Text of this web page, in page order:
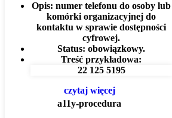
Opis: numer telefonu do osoby lub
komórki organizacyjnej do
kontaktu w sprawie dostępności
cyfrowej.
Status: obowiązkowy.
Treść przykładowa:
22 125 5195
czytaj więcej
a11y-procedura